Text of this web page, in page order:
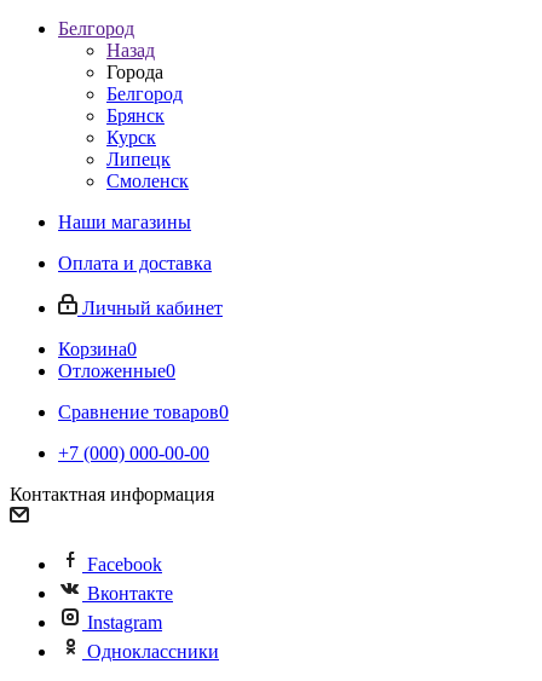
Белгород
Назад
Города
Белгород
Брянск
Курск
Липецк
Смоленск
Наши магазины
Оплата и доставка
Личный кабинет
Корзина0
Отложенные0
Сравнение товаров0
+7 (000) 000-00-00
Контактная информация
Facebook
Вконтакте
Instagram
Одноклассники